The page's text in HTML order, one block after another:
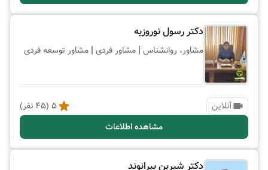
دکتر رسول نوروزیه
مشاور، روانشناس | مشاور فردی | مشاور توسعه فردی
آنلاین 5
(
45 نفر)
مشاهده اطلاعات
دکتر شیرین بیرانوند